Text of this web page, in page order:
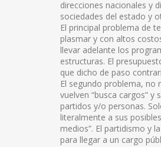
direcciones nacionales y
sociedades del estado y
El principal problema de
plasmar y con altos
llevar adelante los
estructuras. El
que dicho de paso
El segundo problema,
vuelven “busca cargos”
partidos y/o personas.
literalmente a sus
medios”. El partidismo y
para llegar a un cargo